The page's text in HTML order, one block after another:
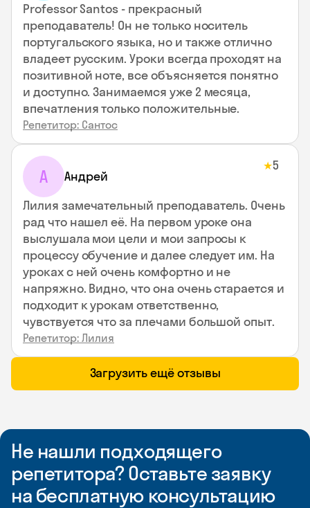
Professor Santos - прекрасный
преподаватель! Он не только носитель
португальского языка, но и также отлично
владеет русским. Уроки всегда проходят на
позитивной ноте, все объясняется понятно
и доступно. Занимаемся уже 2 месяца,
впечатления только положительные.
Репетитор: Сантос
А Андрей
★5
Лилия замечательный преподаватель. Очень
рад что нашел её. На первом уроке она
выслушала мои цели и мои запросы к
процессу обучение и далее следует им. На
уроках с ней очень комфортно и не
напряжно. Видно, что она очень старается и
подходит к урокам ответственно,
чувствуется что за плечами большой опыт.
Репетитор: Лилия
Загрузить ещё отзывы
Не нашли подходящего
репетитора? Оставьте заявку
на бесплатную консультацию